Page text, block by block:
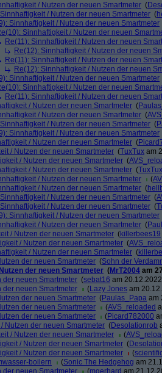
/ Nutzen der neuen Smartmeter (
/ Nutzen der neuen Smartmeter (
Sinnhaftigkeit / Nutzen der neuen Smartmeter
Sinnhaftigkeit / Nutzen der neuen
Re(11): Sinnhaftigkeit / Nutzen der neuen
Re(12): Sinnhaftigkeit / Nutzen der neuen
Re(11): Sinnhaftigkeit / Nutzen der neuen
Re(12): Sinnhaftigkeit / Nutzen der neuen
Sinnhaftigkeit / Nutzen der neuen Smartmeter
Sinnhaftigkeit / Nutzen der neuen
Re(11): Sinnhaftigkeit / Nutzen der neuen
/ Nutzen der neuen Smartmeter (
/ Nutzen der neuen Smartmeter (
/ Nutzen der neuen Smartmeter (
Sinnhaftigkeit / Nutzen der neuen Smartmeter
/ Nutzen der neuen Smartmeter (
/ Nutzen der neuen Smartmeter (TuxTux am
/ Nutzen der neuen Smartmeter (
/ Nutzen der neuen Smartmeter (TuxTux
/ Nutzen der neuen Smartmeter
(
/ Nutzen der neuen Smartmeter (
/ Nutzen der neuen Smartmeter (
/ Nutzen der neuen Smartmeter (
Sinnhaftigkeit / Nutzen der neuen Smartmeter
/ Nutzen der neuen Smartmeter (
/ Nutzen der neuen Smartmeter (killerbees19
/ Nutzen der neuen Smartmeter (
/ Nutzen der neuen Smartmeter (
der neuen Smartmeter (Sohn der
der neuen Smartmeter (MrT2004 am
der neuen Smartmeter (sebat16 am
der neuen Smartmeter
(Lazy Jones am
der neuen Smartmeter (Paulas_Papa am
der neuen Smartmeter
(AVS_reloaded
der neuen Smartmeter
(Picard782000
Nutzen der neuen Smartmeter (Desolationrob
/ Nutzen der neuen Smartmeter
(
/ Nutzen der neuen Smartmeter (
/ Nutzen der neuen Smartmeter
(
boilern
(Sonic The Hedgehog am
der neuen Smartmeter
(mgerhard am